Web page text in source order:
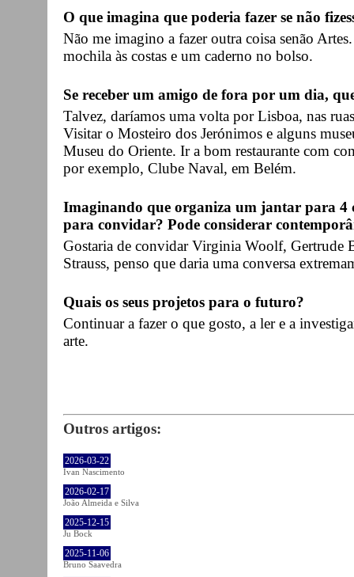
O que imagina que poderia fazer se não
Não me imagino a fazer outra coisa senão
mochila às costas e um caderno no bolso.
Se receber um amigo de fora por um dia,
Talvez, daríamos uma volta por Lisboa, nas
Visitar o Mosteiro dos Jerónimos e alguns
Museu do Oriente. Ir a bom restaurante com
por exemplo, Clube Naval, em Belém.
Imaginando que organiza um jantar para 4
para convidar? Pode considerar
Gostaria de convidar Virginia Woolf, Gertrude
Strauss, penso que daria uma conversa
Quais os seus projetos para o futuro?
Continuar a fazer o que gosto, a ler e a
arte.
Outros artigos:
2026-03-22
Ivan Nascimento
2026-02-17
João Almeida e Silva
2025-12-15
Ju Bock
2025-11-06
Bruno Saavedra